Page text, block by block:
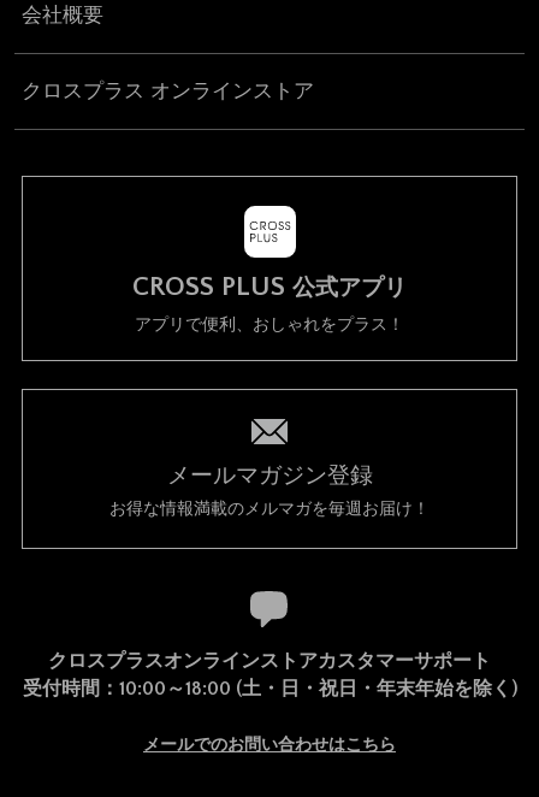
会社概要
クロスプラス オンラインストア
CROSS PLUS 公式アプリ
アプリで便利、おしゃれをプラス！
メールマガジン登録
お得な情報満載のメルマガを毎週お届け！
クロスプラスオンラインストアカスタマーサポート
受付時間：10:00～18:00 (土・日・祝日・年末年始を除く)
メールでのお問い合わせはこちら